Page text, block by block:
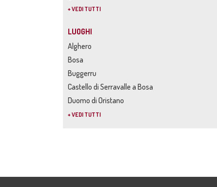
+ VEDI TUTTI
LUOGHI
Alghero
Bosa
Buggerru
Castello di Serravalle a Bosa
Duomo di Oristano
+ VEDI TUTTI